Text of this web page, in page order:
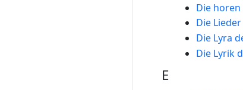
Die horen
Die
Die Lyra
Die Lyrik
E